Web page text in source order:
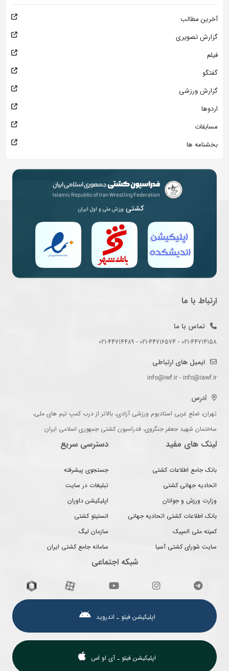
آخرین مطالب
گزارش تصویری
فیلم
گفتگو
گزارش ورزشی
اردوها
مسابقات
بخشنامه ها
کشتی ورزش ملی و اول ایران
ارتباط با ما
تماس با ما
021-44714158 - 021-44716574 - 021-44714489
ایمیل های ارتباطی
info@iwf.ir - info@iawf.ir
آدرس
تهران، ضلع غربی استادیوم ورزشی آزادی، بالاتر از درب کمپ تیم های ملی،
ساختمان شهید جعفر جنگروی، فدراسیون کشتی جمهوری اسلامی ایران
لینک های مفید
بانک جامع اطلاعات کشتی
اتحادیه جهانی کشتی
وزارت ورزش و جوانان
بانک اطلاعات کشتی اتحادیه جهانی
کمیته ملی المپیک
سایت شورای کشتی آسیا
دسترسی سریع
جستجوی پیشرفته
تبلیغات در سایت
اپلیکیشن داوران
انستیتو کشتی
سازمان لیگ
سامانه جامع کشتی ایران
شبکه اجتماعی
اپلیکیشن فیتو ـ اندروید
اپلیکیشن فیتو ـ آی او اس